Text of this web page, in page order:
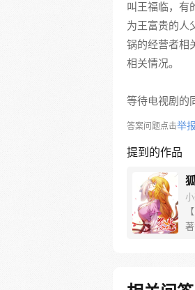
叫王福临，有
为王富贵的人
锅的经营者相
相关情况。
等待电视剧的
答案问题点击举
提到的作品
新